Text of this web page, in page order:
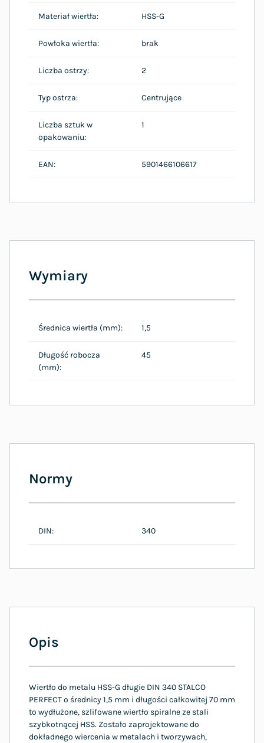
Materiał wiertła: HSS-G
Powłoka wiertła: brak
Liczba ostrzy: 2
Typ ostrza: Centrujące
Liczba sztuk w
opakowaniu:
1
EAN: 5901466106617
Wymiary
Średnica wiertła (mm): 1,5
Długość robocza
(mm):
45
Normy
DIN: 340
Opis
Wiertło do metalu HSS-G długie DIN 340 STALCO
PERFECT o średnicy 1,5 mm i długości całkowitej 70 mm
to wydłużone, szlifowane wiertło spiralne ze stali
szybkotnącej HSS. Zostało zaprojektowane do
dokładnego wiercenia w metalach i tworzywach,